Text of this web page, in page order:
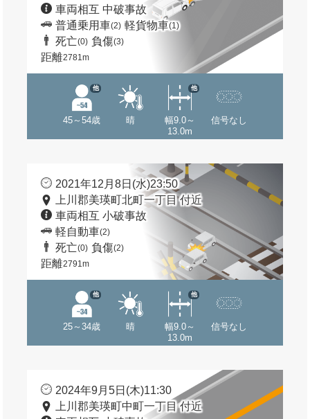
車両相互 中破事故
普通乗用車(2) 軽貨物車(1)
死亡(0) 負傷(3)
距離2781m
45～54歳
他
晴
幅9.0～
13.0m
他
信号なし
2021年12月8日(水)23:50
上川郡美瑛町北町一丁目 付近
車両相互 小破事故
軽自動車(2)
死亡(0) 負傷(2)
距離2791m
25～34歳
他
晴
幅9.0～
13.0m
他
信号なし
2024年9月5日(木)11:30
上川郡美瑛町中町一丁目 付近